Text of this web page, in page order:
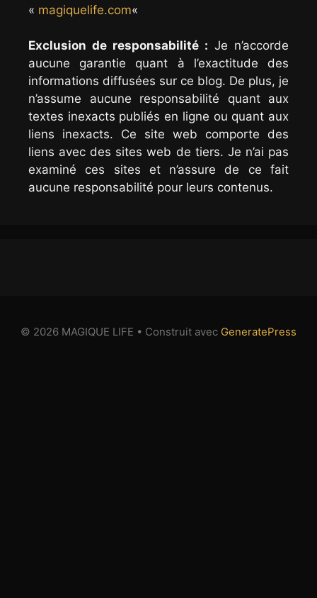
« magiquelife.com«
Exclusion de responsabilité : Je n’accorde
aucune garantie quant à l’exactitude des
informations diffusées sur ce blog. De plus, je
n’assume aucune responsabilité quant aux
textes inexacts publiés en ligne ou quant aux
liens inexacts. Ce site web comporte des
liens avec des sites web de tiers. Je n’ai pas
examiné ces sites et n’assure de ce fait
aucune responsabilité pour leurs contenus.
© 2026 MAGIQUE LIFE • Construit avec GeneratePress